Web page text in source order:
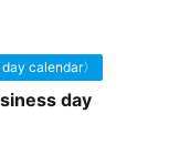
calendar〉
day